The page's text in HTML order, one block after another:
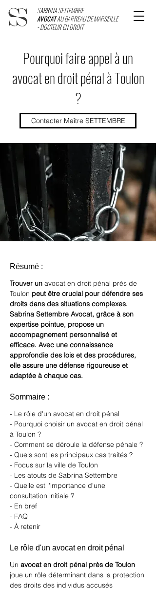
SABRINA SETTEMBRE
AVOCATAU BARREAU DE MARSEILLE
- DOCTEUR EN DROIT
Pourquoi faire appel à un
avocat en droit pénal à Toulon
?
Contacter Maître SETTEMBRE
Résumé :
Trouver un avocat en droit pénal près de
Toulon peut être crucial pour défendre ses
droits dans des situations complexes.
Sabrina Settembre Avocat, grâce à son
expertise pointue, propose un
accompagnement personnalisé et
efficace. Avec une connaissance
approfondie des lois et des procédures,
elle assure une défense rigoureuse et
adaptée à chaque cas.
Sommaire :
- Le rôle d'un avocat en droit pénal
- Pourquoi choisir un avocat en droit pénal
à Toulon ?
- Comment se déroule la défense pénale ?
- Quels sont les principaux cas traités ?
- Focus sur la ville de Toulon
- Les atouts de Sabrina Settembre
- Quelle est l'importance d'une
consultation initiale ?
- En bref
- FAQ
- À retenir
Le rôle d'un avocat en droit pénal
Un avocat en droit pénal près de Toulon
joue un rôle déterminant dans la protection
des droits des individus accusés